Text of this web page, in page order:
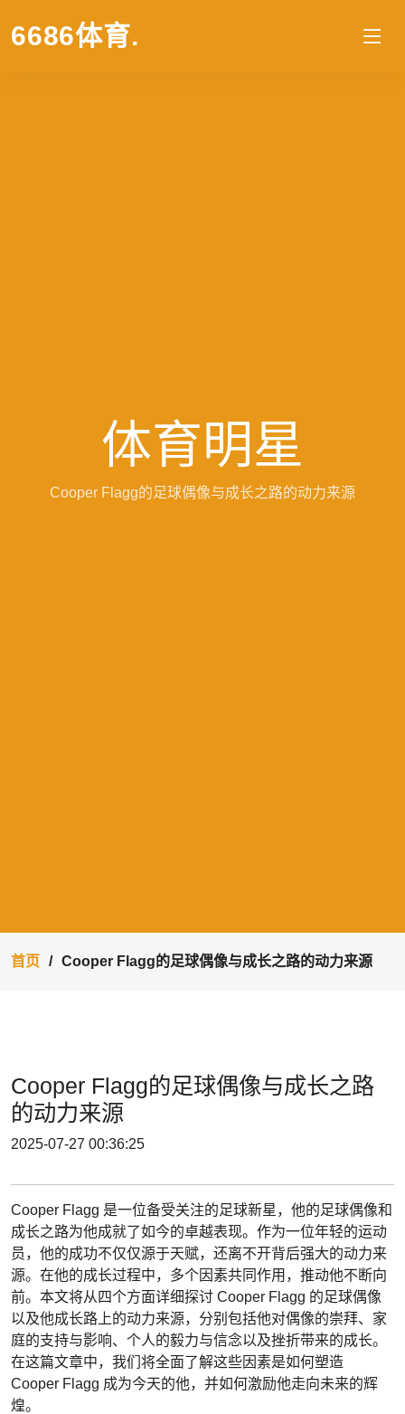
6686体育.
体育明星
Cooper Flagg的足球偶像与成长之路的动力来源
首页 Cooper Flagg的足球偶像与成长之路的动力来源
Cooper Flagg的足球偶像与成长之路
的动力来源
2025-07-27 00:36:25
Cooper Flagg 是一位备受关注的足球新星，他的足球偶像和
成长之路为他成就了如今的卓越表现。作为一位年轻的运动
员，他的成功不仅仅源于天赋，还离不开背后强大的动力来
源。在他的成长过程中，多个因素共同作用，推动他不断向
前。本文将从四个方面详细探讨 Cooper Flagg 的足球偶像
以及他成长路上的动力来源，分别包括他对偶像的崇拜、家
庭的支持与影响、个人的毅力与信念以及挫折带来的成长。
在这篇文章中，我们将全面了解这些因素是如何塑造
Cooper Flagg 成为今天的他，并如何激励他走向未来的辉
煌。